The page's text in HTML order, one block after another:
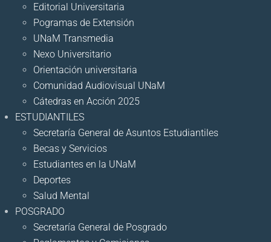
Editorial Universitaria
Pogramas de Extensión
UNaM Transmedia
Nexo Universitario
Orientación universitaria
Comunidad Audiovisual UNaM
Cátedras en Acción 2025
ESTUDIANTILES
Secretaría General de Asuntos Estudiantiles
Becas y Servicios
Estudiantes en la UNaM
Deportes
Salud Mental
POSGRADO
Secretaría General de Posgrado